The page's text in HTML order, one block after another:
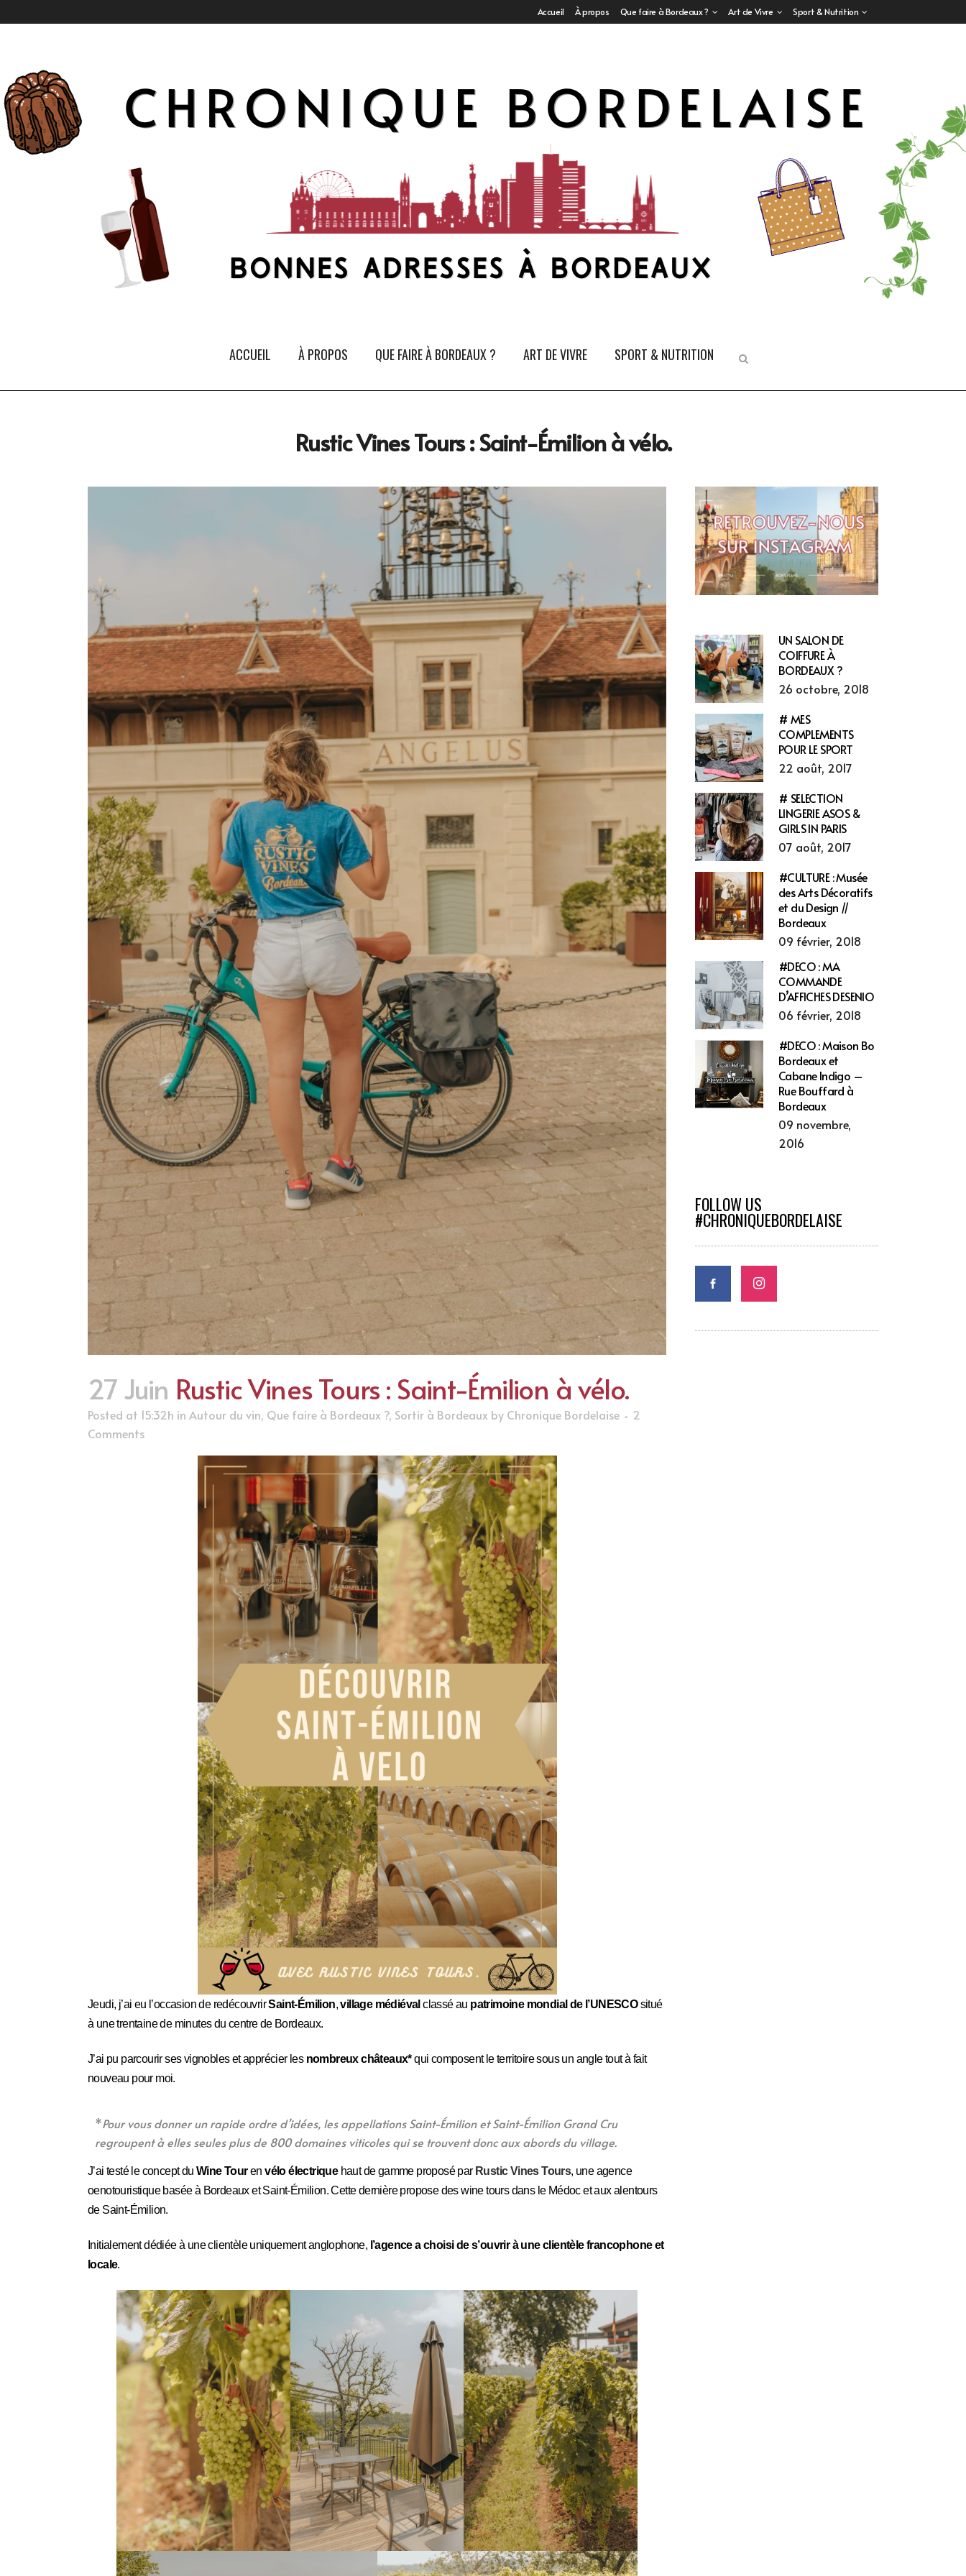
Accueil À propos Que faire à Bordeaux ? Art de Vivre Sport & Nutrition
ACCUEIL À PROPOS QUE FAIRE À BORDEAUX ? ART DE VIVRE SPORT & NUTRITION
Rustic Vines Tours : Saint-Émilion à vélo.
27 Juin Rustic Vines Tours : Saint-Émilion à vélo.
Posted at 15:32h in Autour du vin, Que faire à Bordeaux ?, Sortir à Bordeaux by Chronique Bordelaise
2
Comments
Jeudi, j’ai eu l’occasion de redécouvrirSaint-Émilion,village médiéval classé au patrimoine mondial de l’UNESCOsitué
à une trentaine de minutes du centre de Bordeaux.
J’ai pu parcourir ses vignobles et apprécier les nombreux châteaux*qui composent le territoire sous un angle tout à fait
nouveau pour moi.
*Pour vous donner un rapide ordre d’idées, les appellations Saint-Émilion et Saint-Émilion Grand Cru
regroupent à elles seules plus de 800 domaines viticoles qui se trouvent donc aux abords du village.
J’ai testé le concept du Wine Tourenvélo électriquehaut de gamme proposé par Rustic Vines Tours, une agence
oenotouristique basée à Bordeaux et Saint-Émilion. Cette dernière propose des wine tours dans le Médoc et aux alentours
de Saint-Émilion.
Initialement dédiée à une clientèle uniquement anglophone, l’agence a choisi de s’ouvrir à une clientèle francophone et
locale.
UN SALON DE
COIFFURE À
BORDEAUX ?
26 octobre, 2018
# MES
COMPLEMENTS
POUR LE SPORT
22 août, 2017
# SELECTION
LINGERIE ASOS &
GIRLS IN PARIS
07 août, 2017
#CULTURE : Musée
des Arts Décoratifs
et du Design //
Bordeaux
09 février, 2018
#DECO : MA
COMMANDE
D’AFFICHES DESENIO
06 février, 2018
#DECO : Maison Bo
Bordeaux et
Cabane Indigo –
Rue Bouffard à
Bordeaux
09 novembre,
2016
FOLLOW US
#CHRONIQUEBORDELAISE